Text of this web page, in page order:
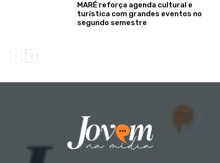
MARÉ reforça agenda cultural e
turística com grandes eventos no
segundo semestre